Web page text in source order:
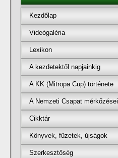
Kezdőlap
Videógaléria
Lexikon
A kezdetektől napjainkig
A KK (Mitropa Cup) története
A Nemzeti Csapat mérkőzései
Cikktár
Könyvek, füzetek, újságok
Szerkesztőség